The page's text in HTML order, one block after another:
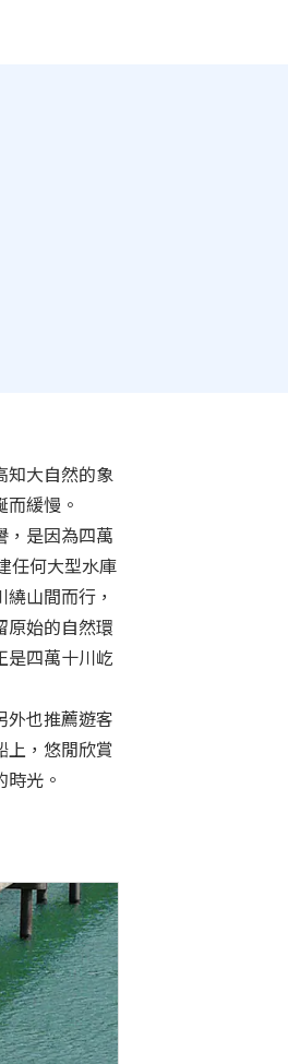
知大自然的象
緩慢。
，是因為四萬
任何大型水庫
山間而行，
原始的自然環
是四萬十川屹
外也推薦遊客
上，悠閒欣賞
光。